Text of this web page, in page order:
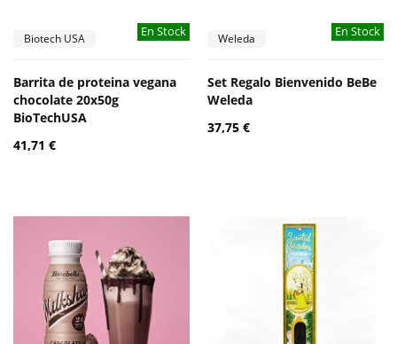
En Stock
Biotech USA
Barrita de proteina vegana
chocolate 20x50g
BioTechUSA
41,71 €
En Stock
Weleda
Set Regalo Bienvenido BeBe
Weleda
37,75 €